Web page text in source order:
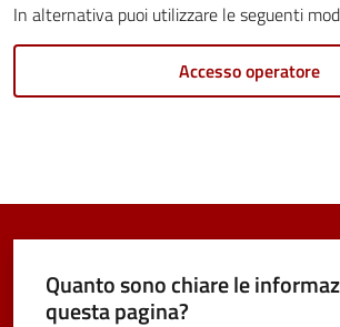
Trasparente
pretorio
argomenti...
In alternativa puoi utilizzare le seguenti
Accesso operatore
Quanto sono chiare le
questa pagina?